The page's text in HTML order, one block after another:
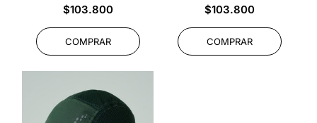
Precio
$103.800
COMPRAR
Precio
$103.800
COMPRAR